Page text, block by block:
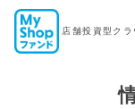
店舗投資型ク